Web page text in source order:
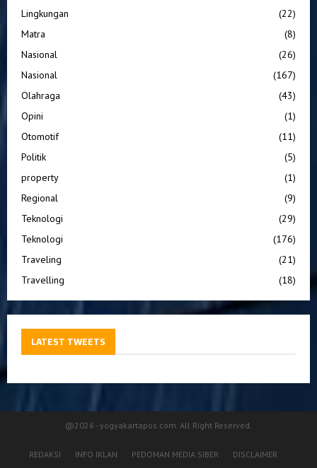
Lingkungan
(22)
Matra
(8)
Nasional
(26)
Nasional
(167)
Olahraga
(43)
Opini
(1)
Otomotif
(11)
Politik
(5)
property
(1)
Regional
(9)
Teknologi
(29)
Teknologi
(176)
Traveling
(21)
Travelling
(18)
LATEST TWEETS
@2026 - yogyakartapos.com. All Right Reserved.
REDAKSI INFO IKLAN PEDOMAN MEDIA SIBER
DISCLAIMER